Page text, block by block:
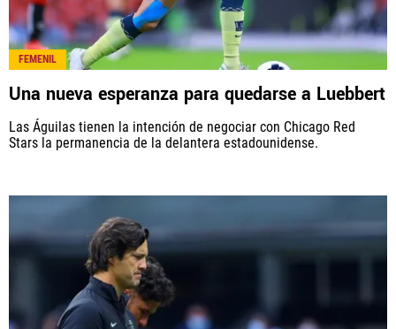
FEMENIL
Una nueva esperanza para quedarse a Luebbert
Las Águilas tienen la intención de negociar con Chicago Red
Stars la permanencia de la delantera estadounidense.